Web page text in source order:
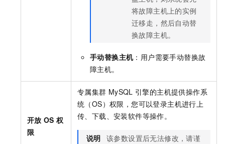
将故障主机上的实例
迁移走，然后自动替
换故障主机。
手动替换主机：用户需要手动替换故
障主机。
开放 OS 权
限
专属集群 MySQL 引擎的主机提供操作系
统（OS）权限，您可以登录主机进行上
传、下载、安装软件等操作。
说明 该参数设置后无法修改，请谨